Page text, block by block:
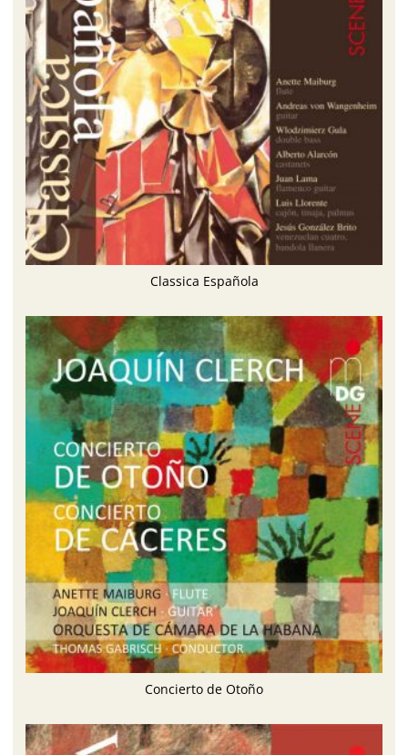
Classica Española
Concierto de Otoño